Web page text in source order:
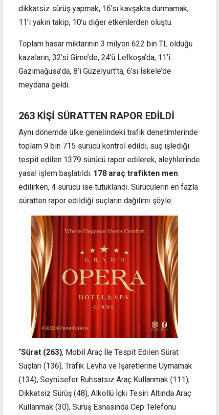
dikkatsiz sürüş yapmak, 16’sı kavşakta durmamak,
11’i yakın takip, 10’u diğer etkenlerden oluştu.
Toplam hasar miktarının 3 milyon 622 bin TL olduğu
kazaların, 32’si Girne’de, 24’ü Lefkoşa’da, 11’i
Gazimağusa’da, 8’i Güzelyurt’ta, 6’sı İskele’de
meydana geldi.
263 KİŞİ SÜRATTEN RAPOR EDİLDİ
Aynı dönemde ülke genelindeki trafik denetimlerinde
toplam 9 bin 715 sürücü kontrol edildi, suç işlediği
tespit edilen 1379 sürücü rapor edilerek, aleyhlerinde
yasal işlem başlatıldı. 178 araç trafikten men
edilirken, 4 sürücü ise tutuklandı. Sürücülerin en fazla
süratten rapor edildiği suçların dağılımı şöyle:
“Sürat (263), Mobil Araç İle Tespit Edilen Sürat
Suçları (136), Trafik Levha ve İşaretlerine Uymamak
(134), Seyrüsefer Ruhsatsız Araç Kullanmak (111),
Dikkatsiz Sürüş (48), Alkollü İçki Tesiri Altında Araç
Kullanmak (30), Sürüş Esnasında Cep Telefonu